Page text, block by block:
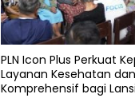
PLN Icon Plus Perkuat
Layanan Kesehatan
Komprehensif bagi